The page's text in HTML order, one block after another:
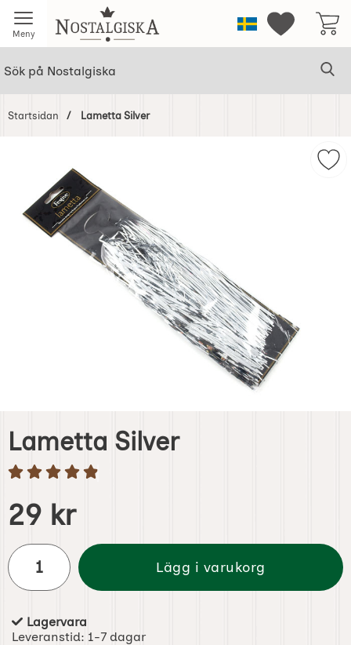
Meny Startsidan för NostalgiskaSverigeMina
Startsidan Lametta Silver
Lametta Silver
Handla denna produkt Lametta Silver
pris
29 kr
antal
Lägg i varukorg
Tillgänglighet:
Lagervara
Leveranstid: 1-7 dagar